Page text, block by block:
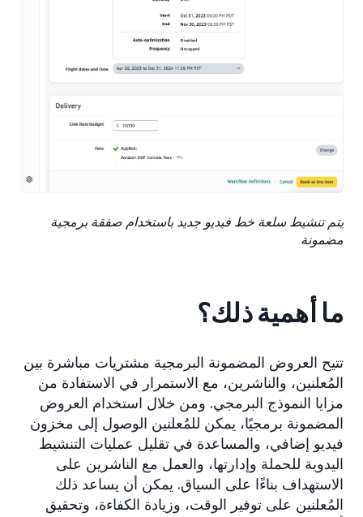
يتم تنشيط سلعة خط فيديو جديد باستخدام صفقة برمجية
مضمونة
ما أهمية ذلك؟
تتيح العروض المضمونة البرمجية مشتريات مباشرة بين
المُعلنين، والناشرين، مع الاستمرار في الاستفادة من
مزايا النموذج البرمجي. ومن خلال استخدام العروض
المضمونة برمجيًا، يمكن للمُعلنين الوصول إلى مخزون
فيديو إضافي، والمساعدة في تقليل عمليات التنشيط
اليدوية للحملة وإدارتها، والعمل مع الناشرين على
الاستهداف بناءًا على السياق. يمكن أن يساعد ذلك
المُعلنين على توفير الوقت، وزيادة الكفاءة، وتحقيق